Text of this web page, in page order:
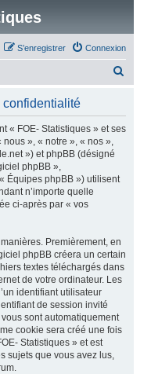
Connexion
S’enregistrer
h
confidentialité
« FOE- Statistiques » et ses
», « notre », « nos »,
») et phpBB (désigné
phpBB »,
Équipes phpBB ») utilisent
n’importe quelle
ci-après par « vos
Premièrement, en
phpBB créera un certain
textes téléchargés dans
de votre ordinateur. Les
identifiant utilisateur
de session invité
sont automatiquement
cookie sera créé une fois
Statistiques » et est
sujets que vous avez lus,